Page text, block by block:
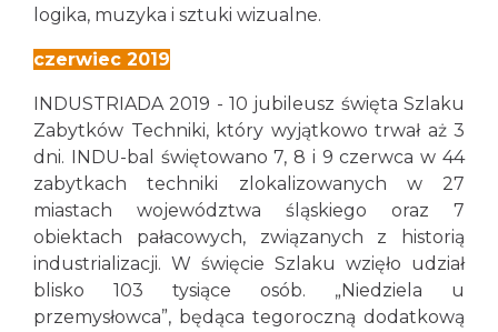
logika, muzyka i sztuki wizualne.
czerwiec 2019
INDUSTRIADA 2019 - 10 jubileusz święta Szlaku
Zabytków Techniki, który wyjątkowo trwał aż 3
dni. INDU-bal świętowano 7, 8 i 9 czerwca w 44
zabytkach techniki zlokalizowanych w 27
miastach województwa śląskiego oraz 7
obiektach pałacowych, związanych z historią
industrializacji. W święcie Szlaku wzięło udział
blisko 103 tysiące osób. „Niedziela u
przemysłowca”, będąca tegoroczną dodatkową